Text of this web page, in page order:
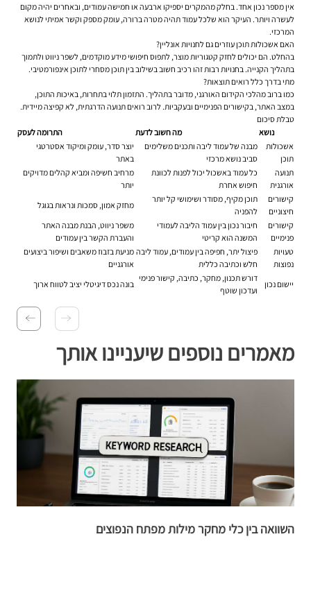
אין מספר נכון אחד. בחלק מהמקרים יספיקו ארבעה או חמישה עמודים, ובאחרים יהיה מקום
לעשרה ויותר. העיקר הוא שלכל עמוד תהיה מטרה ברורה, עומק מספק וקשר אמיתי לנושא
המרכזי.
האם אשכולות תוכן עוזרים גם לחנויות אונליין?
בהחלט. הם יכולים לחזק קטגוריות מוצר, לתפוס חיפושי מידע מוקדמים, לשפר ניווט ולתמוך
בתהליך הקנייה. בחנויות רבות זהו רכיב חשוב בשילוב בין תוכן מסחרי לתוכן אינפורמטיבי.
מתי בדרך כלל רואים תוצאות?
כמו ברוב מהלכי הקידום האורגני, מדובר בתהליך. התזמון תלוי בתחרות, באיכות התוכן,
במצב האתר, בקישורים הפנימיים ובעקביות. לרוב רואים תנועה הדרגתית, לא קפיצה מיידית.
טבלת סיכום
נושא
מה חשוב לדעת
התרומה לעסק
אשכולות
תוכן
מבנה של עמוד ליבה ותכנים משלימים
סביב נושא מרכזי
יוצר סדר, עומק ומיקוד אסטרטגי
באתר
תנועה
אורגנית
כל עמוד באשכול יכול לפנות לכוונת
חיפוש אחרת
מרחיב חשיפה ומביא קהלים מדויקים
יותר
קישורים
חיצוניים
תוכן מקיף, מסודר ושימושי קל יותר
להפניה
מחזק אמון, סמכות ונראות בגוגל
קישורים
פנימיים
חיבור נכון בין עמוד הליבה לעמודי
המשנה הוא קריטי
משפר ניווט, הבנת מבנה האתר
והעברת הקשר בין עמודים
טעויות
נפוצות
פיצול יתר, חפיפה בין עמודים, עמוד ליבה
חלש וכתיבה כללית
מניעת בזבוז משאבים ושיפור ביצועים
אורגניים
יישום נכון
דורש תכנון, מחקר, כתיבה, קישור פנימי
ועדכון שוטף
בונה נכס דיגיטלי יציב לטווח ארוך
מאמרים נוספים שיעניינו אותך
השוואה בין כלי מחקר מילות מפתח הנפוצים